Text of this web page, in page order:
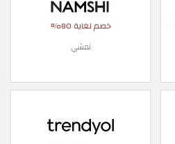
خصم لغاية 80%
نمشي